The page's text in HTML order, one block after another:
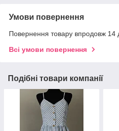
Умови повернення
Повернення товару впродовж 14
Всі умови повернення
Подібні товари компанії